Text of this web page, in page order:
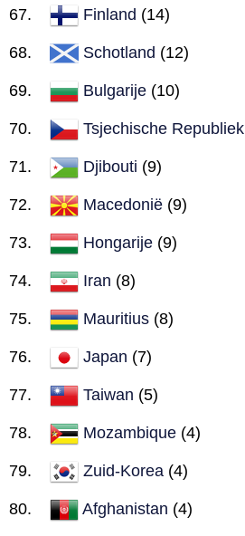
Finland (14)
Schotland (12)
Bulgarije (10)
Tsjechische Republiek
Djibouti (9)
Macedonië (9)
Hongarije (9)
Iran (8)
Mauritius (8)
Japan (7)
Taiwan (5)
Mozambique (4)
Zuid-Korea (4)
Afghanistan (4)